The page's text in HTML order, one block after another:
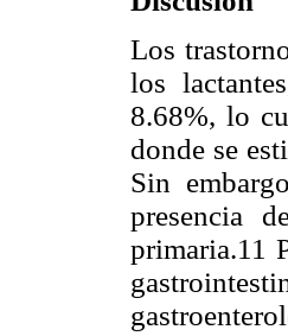
Los
los
8.68%, lo
donde se
Sin
presencia
primaria.11